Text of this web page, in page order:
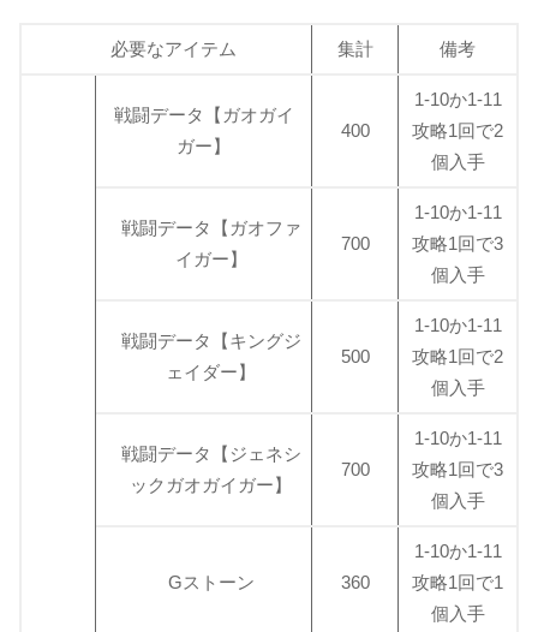
必要なアイテム 集計 備考
戦闘データ【ガオガイ
ガー】
400
1-10か1-11
攻略1回で2
個入手
戦闘データ【ガオファ
イガー】
700
1-10か1-11
攻略1回で3
個入手
戦闘データ【キングジ
ェイダー】
500
1-10か1-11
攻略1回で2
個入手
戦闘データ【ジェネシ
ックガオガイガー】
700
1-10か1-11
攻略1回で3
個入手
Gストーン 360
1-10か1-11
攻略1回で1
個入手